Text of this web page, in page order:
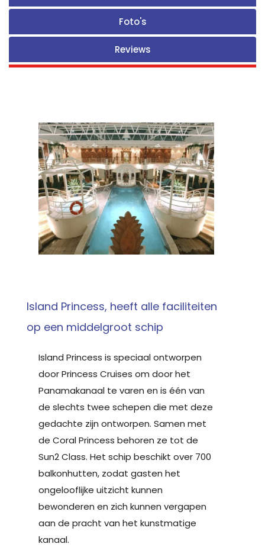
Foto's
Reviews
Island Princess, heeft alle faciliteiten
op een middelgroot schip
Island Princess is speciaal ontworpen
door Princess Cruises om door het
Panamakanaal te varen en is één van
de slechts twee schepen die met deze
gedachte zijn ontworpen. Samen met
de Coral Princess behoren ze tot de
Sun2 Class. Het schip beschikt over 700
balkonhutten, zodat gasten het
ongelooflijke uitzicht kunnen
bewonderen en zich kunnen vergapen
aan de pracht van het kunstmatige
kanaal.